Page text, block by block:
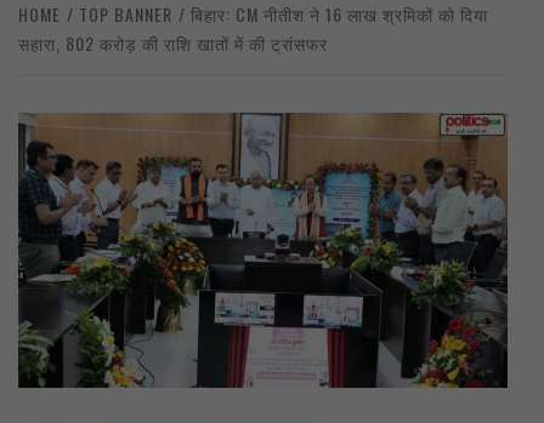
HOME TOP BANNER
बिहार: CM नीतीश ने 16 लाख श्रमिकों को दिया
सहारा, 802 करोड़ की राशि खातों में की ट्रांसफर